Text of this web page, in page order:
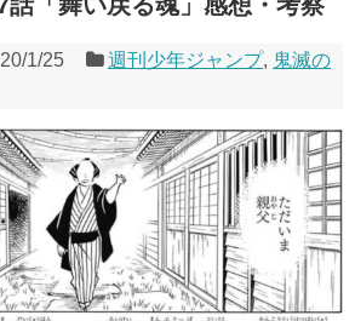
1/25 週刊少年ジャンプ, 鬼滅の